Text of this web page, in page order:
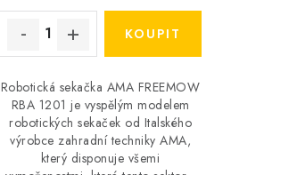
Robotická sekačka AMA FREEMOW
RBA 1201 je vyspělým modelem
robotických sekaček od Italského
výrobce zahradní techniky AMA,
který disponuje všemi